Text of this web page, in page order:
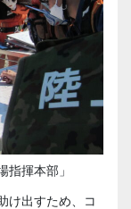
揮本部」
け出すため、コ